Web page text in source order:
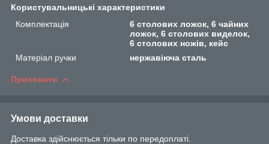
Користувальницькі характеристики
Комплектація
6 столових ложок, 6 чайних
ложок, 6 столових виделок,
6 столових ножів, кейс
Матеріал ручки
нержавіюча сталь
Приховати
Умови доставки
Доставка здійснюється тільки по передоплаті.